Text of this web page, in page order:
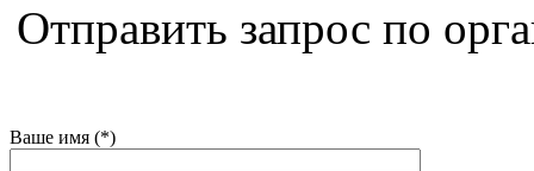
Отправить запрос по
Ваше имя (*)